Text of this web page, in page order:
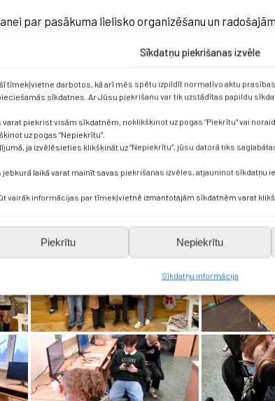
Sīkdatņu piekrišanas izvēle
tīmekļvietne darbotos, kā arī mēs spētu izpildīt normatīvo aktu
sīkdatnes. Ar Jūsu piekrišanu var tik uzstādītas papildu
varat piekrist visām sīkdatnēm, noklikšķinot uz pogas “Piekrītu” vai
uz pogas “Nepiekrītu”.
ja izvēlēsieties klikšķināt uz “Nepiekrītu”, jūsu datorā tiks
jebkurā laikā varat mainīt savas piekrišanas izvēles, atjauninot sīkdatņu
vairāk informācijas par tīmekļvietnē izmantotajām sīkdatnēm varat
Piekrītu Nepiekrītu
Sīkdatņu informācija
par pasākuma lielisko organizēšanu un
aktīvu Ziemassvētku jampadrača vadīšanu.
par atbalstu pasākuma norisē.
– par brīnišķīgajiem un gardajiem cienastiem,
svētku pilnu noskaņu mūsu skolā!